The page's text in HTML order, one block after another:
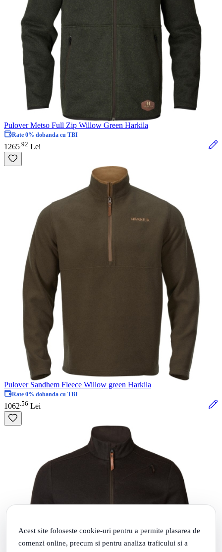
Acest site foloseste cookie-uri pentru a permite plasarea de
comenzi online, precum si pentru analiza traficului si a
Pulover Metso Full Zip Willow Green Harkila
Rate 0% dobanda cu TBI
1265 92 Lei
Pulover Sandhem Fleece Willow green Harkila
Rate 0% dobanda cu TBI
1062 56 Lei